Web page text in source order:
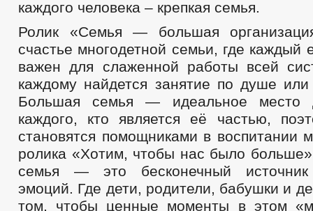
каждого человека – крепкая семья.
Ролик «Семья — большая
счастье многодетной семьи, где каждый
важен для слаженной работы всей
каждому найдется занятие по душе
Большая семья — идеальное место
каждого, кто является её частью,
становятся помощниками в воспитании
ролика «Хотим, чтобы нас было
семья — это бесконечный источник
эмоций. Где дети, родители, бабушки и
том, чтобы ценные моменты в этом